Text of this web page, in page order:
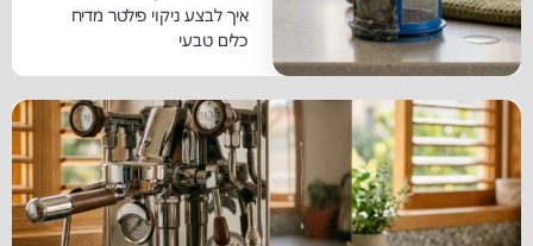
איך לבצע ניקוי פילטר מדיח
כלים טבעי